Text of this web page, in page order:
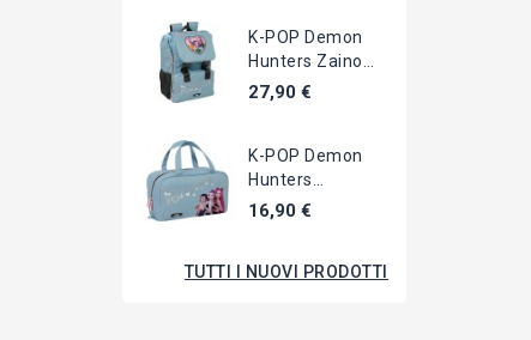
K-POP Demon
Hunters Zaino
Grande
27,90 €
K-POP Demon
Hunters
BORSETTA
16,90 €
TUTTI I NUOVI PRODOTTI